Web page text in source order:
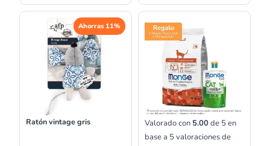
Ahorras 11%
Ratón vintage gris
El
precio
original
era:
S/22.00.
El
precio
actual
es:
S/19.50.
Valorado con 5.00de 5 en
base a 5valoraciones de